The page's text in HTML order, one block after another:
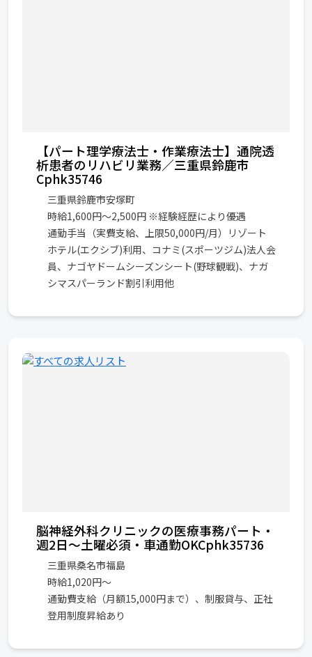
【パート理学療法士・作業療法士】通院透
析患者のリハビリ業務／三重県鈴鹿市
Cphk35746
三重県鈴鹿市安塚町
時給1,600円～2,500円 ※経験経歴により優遇
通勤手当（実費支給、上限50,000円/月）リゾート
ホテル(エクシブ)利用、コナミ(スポーツジム)法人会
員、ナゴヤドームシーズンシート(野球観戦)、ナガ
シマスパーランド割引利用他
脳神経外科クリニックの医療事務パート・
週2日～土曜必須・車通勤OKCphk35736
三重県桑名市福島
時給1,020円〜
通勤費支給（月額15,000円まで）、制服貸与、正社
登用制度昇給あり